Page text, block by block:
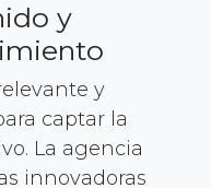
y
y
captar la
La agencia
innovadoras